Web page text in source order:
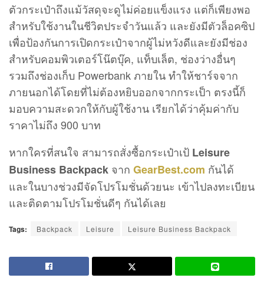
ตัวกระเป๋าถึงแม้วัสดุจะดูไม่ค่อยแข็งแรง แต่ก็เพียงพอ
สำหรับใช้งานในชีวิตประจำวันแล้ว และยังมีตัวล็อคซิป
เพื่อป้องกันการเปิดกระเป๋าจากผู้ไม่หวังดีและยังมีช่อง
สำหรับคอมพิวเตอร์โน๊ตบุ๊ค, แท็บเล็ต, ช่องว่างอื่นๆ
รวมถึงช่องเก็บ Powerbank ภายใน ทำให้ชาร์จจาก
ภายนอกได้โดยที่ไม่ต้องหยิบออกจากกระเป็า ตรงนี้ก็
มอบความสะดวกให้กับผู้ใช้งาน เรียกได้ว่าคุ้มค่ากับ
ราคาไม่ถึง 900 บาท
หากใครที่สนใจ สามารถสั่งซื้อกระเป๋าเป้ Leisure
Business Backpack จาก GearBest.com กันได้
และในบางช่วงมีจัดโปรโมชั่นด้วยนะ เข้าไปลงทะเบียน
และติดตามโปรโมชั่นดีๆ กันได้เลย
Tags: Backpack Leisure Leisure Business Backpack